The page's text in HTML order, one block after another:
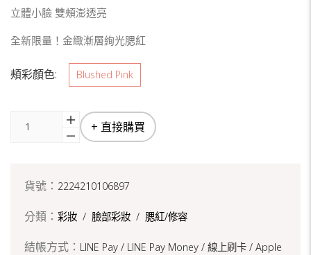
立體小臉 雙頰澎透亮
全新限量！金緻漸層絢光腮紅
頰彩顏色: Blushed Pink
+ 直接購買
貨號： 2224210106897
分類： 彩妝 / 臉部彩妝 / 腮紅/修容
結帳方式： LINE Pay / LINE Pay Money / 線上刷卡 / Apple